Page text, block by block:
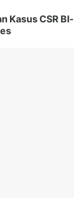
Kasus CSR BI-